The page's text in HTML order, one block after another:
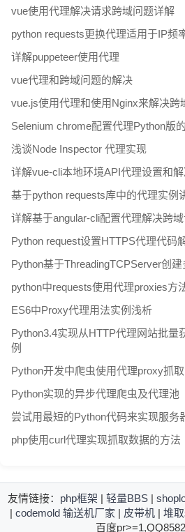
vue使用代理解决请求跨域问题详解
python requests更换代理适用于IP频
详解puppeteer使用代理
vue代理和跨域问题的解决
vue.js使用代理和使用Nginx来解决跨
Selenium chrome配置代理Python版
浅谈Node Inspector 代理实现
详解vue-cli本地环境API代理设置和
基于python requests库中的代理实例
详解基于angular-cli配置代理解决跨
Python request设置HTTPS代理代码
Python基于ThreadingTCPServer创
python中requests使用代理proxies方
ES6中Proxy代理用法实例浅析
Python3.4实现从HTTP代理网站批量
例
Python开发中爬虫使用代理proxy抓
Python实现的异步代理爬虫及代理池
尝试用最短的Python代码来实现服务
php使用curl代理实现抓取数据的方法
友情链接： php框架 | 轻量BBS |
| codemold 输送机厂家 | 皮带机| 堆
百度